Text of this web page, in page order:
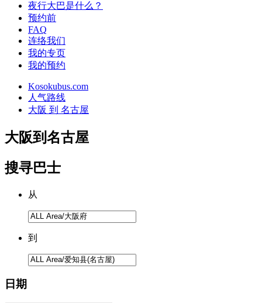
夜行大巴是什么？
预约前
FAQ
连络我们
我的专页
我的预约
Kosokubus.com
人气路线
大阪 到 名古屋
大阪到名古屋
搜寻巴士
从
到
日期